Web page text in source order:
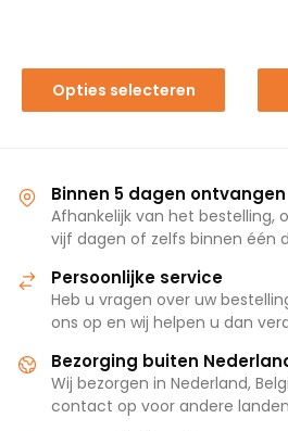
Opties selecteren
Binnen 5 dagen ontvangen
Afhankelijk van het bestelling,
vijf dagen of zelfs binnen één
Persoonlijke service
Heb u vragen over uw
ons op en wij helpen u dan
Bezorging buiten
Wij bezorgen in Nederland,
contact op voor andere